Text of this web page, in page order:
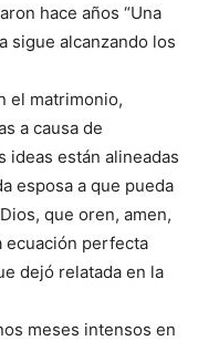
hace años “Una
sigue alcanzando los
el matrimonio,
a causa de
ideas están alineadas
esposa a que pueda
que oren, amen,
ecuación perfecta
dejó relatada en la
meses intensos en